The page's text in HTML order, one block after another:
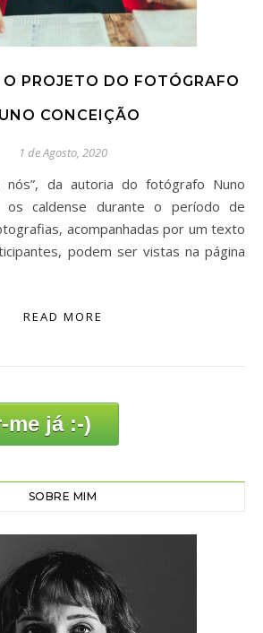
PROJETO DO FOTÓGRAFO
CONCEIÇÃO
1 de Agosto, 2020
os caldense durante o período de
acompanhadas por um texto
podem ser vistas na página
READ MORE
me já :-)
SOBRE MIM